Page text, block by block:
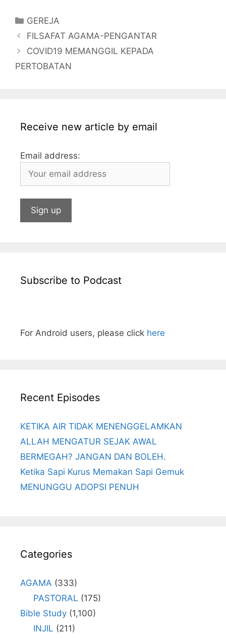
e
b
o
o
er
a
g
A
p
dI
n
Categories
GEREJA
FILSAFAT AGAMA-PENGANTAR
COVID19 MEMANGGIL KEPADA
PERTOBATAN
Receive new article by email
Email address:
Subscribe to Podcast
For Android users, please click here
Recent Episodes
KETIKA AIR TIDAK MENENGGELAMKAN
ALLAH MENGATUR SEJAK AWAL
BERMEGAH? JANGAN DAN BOLEH.
Ketika Sapi Kurus Memakan Sapi Gemuk
MENUNGGU ADOPSI PENUH
Categories
AGAMA (333)
PASTORAL (175)
Bible Study (1,100)
INJIL (211)